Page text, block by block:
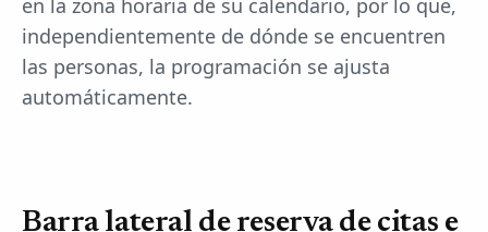
en la zona horaria de su calendario, por lo que,
independientemente de dónde se encuentren
las personas, la programación se ajusta
automáticamente.
Barra lateral de reserva de citas e